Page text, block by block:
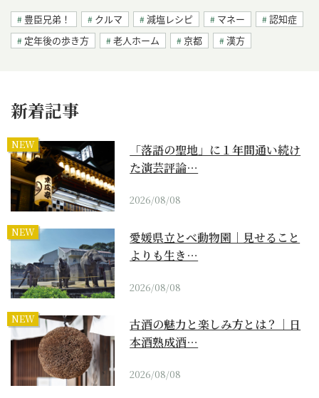
豊臣兄弟！ クルマ 減塩レシピ マネー
認知症
定年後の歩き方
老人ホーム 京都 漢方
新着記事
NEW
「落語の聖地」に１年間通い続け
た演芸評論…
2026/08/08
NEW
愛媛県立とべ動物園｜見せること
よりも生き…
2026/08/08
NEW
古酒の魅力と楽しみ方とは？｜日
本酒熟成酒…
2026/08/08